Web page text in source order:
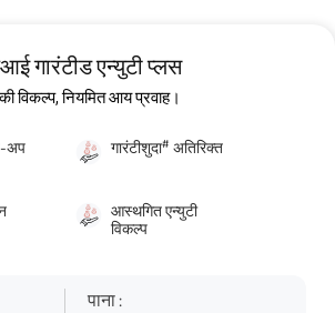
गारंटीड एन्युटी प्लस
विकल्प, नियमित आय प्रवाह।
अप
गारंटीशुदा# अतिरिक्त
आस्थगित एन्युटी
विकल्प
पाना :